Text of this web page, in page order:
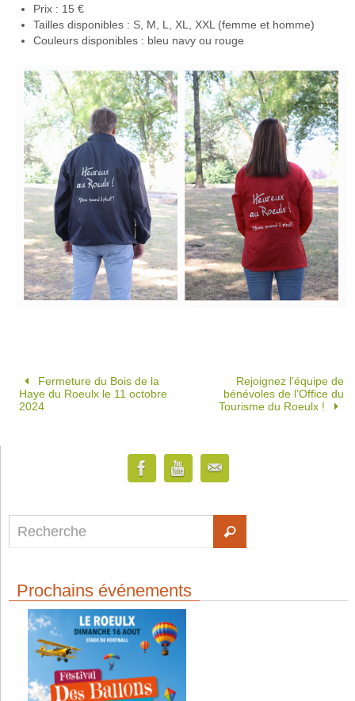
Prix : 15 €
Tailles disponibles : S, M, L, XL, XXL (femme et homme)
Couleurs disponibles : bleu navy ou rouge
Fermeture du Bois de la
Haye du Roeulx le 11 octobre
2024
Rejoignez l’équipe de
bénévoles de l’Office du
Tourisme du Roeulx !
Prochains événements